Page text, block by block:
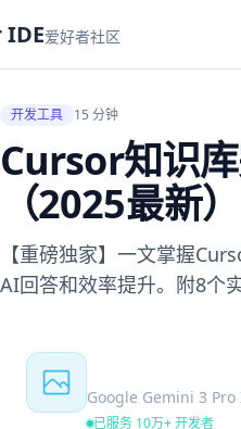
IDE爱好者社区
开发工具 15 分钟
Cursor知识
（2025最新）
【重磅独家】一文掌握
AI回答和效率提升。附8个
Google Gemini 3 Pro
已服务 10万+ 开发者